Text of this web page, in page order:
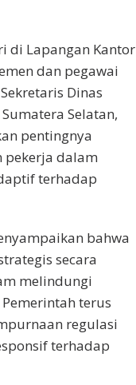
di Lapangan Kantor
dan pegawai
Dinas
Selatan,
pentingnya
pekerja dalam
terhadap
bahwa
secara
melindungi
terus
regulasi
terhadap